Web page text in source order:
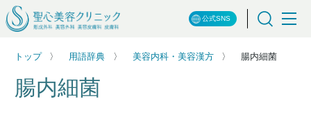
公式SNS
トップ 用語辞典 美容内科・美容漢方 腸内細菌
腸内細菌